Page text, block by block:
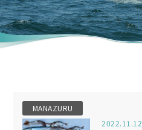
MANAZURU
2022.11.12